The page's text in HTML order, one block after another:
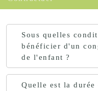
Sous quelles
bénéficier d'un
de l'enfant ?
Quelle est la